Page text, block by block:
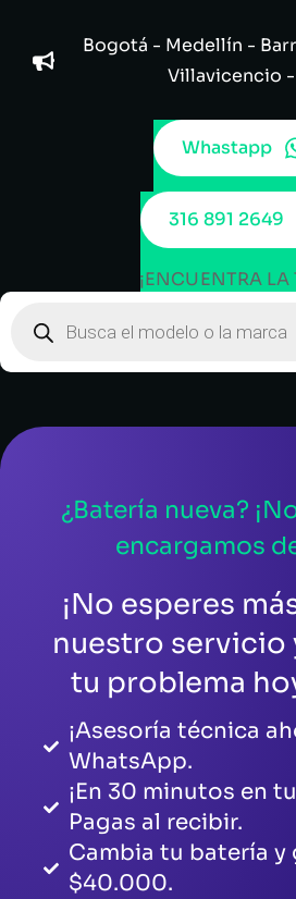
Bogotá - Medellín -
Villavicencio -
Whastapp
316 891 2649
¡ENCUENTRA LA
¿Batería nueva?
encargamos
¡No esperes
nuestro servicio
tu problema
¡Asesoría técnica
WhatsApp.
¡En 30 minutos en
Pagas al recibir.
Cambia tu batería y
$40.000.